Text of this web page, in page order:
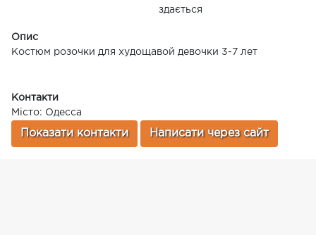
здається
Опис
Костюм розочки для худощавой девочки 3-7 лет
Контакти
Місто: Одесса
Показати контакти Написати через сайт